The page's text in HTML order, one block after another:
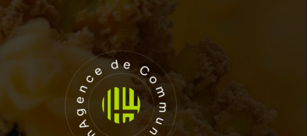
Agence de Communication